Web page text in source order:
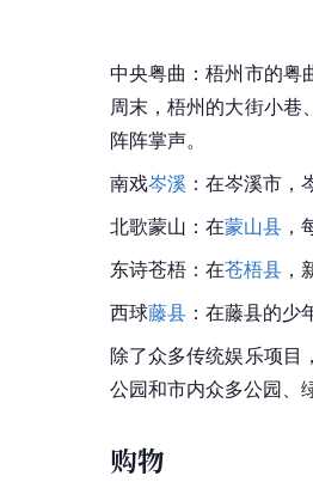
中央粤曲：梧州市的粤
周末，梧州的大街小巷
阵阵掌声。
南戏岑溪 ：在岑溪市
北歌蒙山：在蒙山县
东诗苍梧：在苍梧县
西球藤县 ：在藤县的
除了众多传统娱乐项目
公园和市内众多公园、
购物